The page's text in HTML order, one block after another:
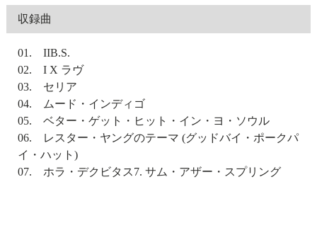
収録曲
01. IIB.S.
02. I X ラヴ
03. セリア
04. ムード・インディゴ
05. ベター・ゲット・ヒット・イン・ヨ・ソウル
06. レスター・ヤングのテーマ (グッドバイ・ポークパ
イ・ハット)
07. ホラ・デクビタス7. サム・アザー・スプリング